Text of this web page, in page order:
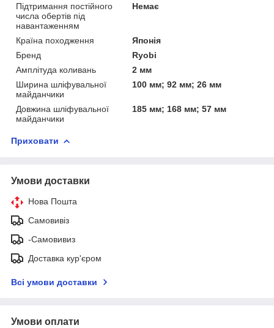
Підтримання постійного
числа обертів під
навантаженням
Немає
Країна походження
Японія
Бренд
Ryobi
Амплітуда коливань
2 мм
Ширина шліфувальної
майданчики
100 мм; 92 мм; 26 мм
Довжина шліфувальної
майданчики
185 мм; 168 мм; 57 мм
Приховати
Умови доставки
Нова Пошта
Самовивіз
-Самовивиз
Доставка кур'єром
Всі умови доставки
Умови оплати